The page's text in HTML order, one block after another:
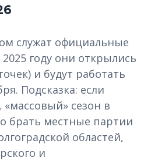
служат официальные
году они открылись
и будут работать
Подсказка: если
«массовый» сезон в
брать местные партии
областей,
и